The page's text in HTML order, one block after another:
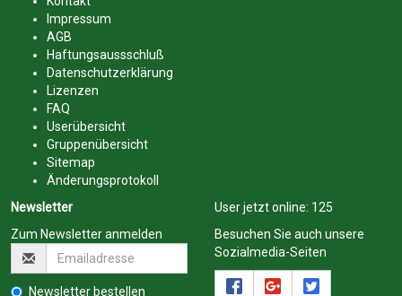
Impressum
AGB
Haftungsaussschluß
Datenschutzerklärung
Lizenzen
FAQ
Userübersicht
Gruppenübersicht
Sitemap
Änderungsprotokoll
Newsletter
Zum Newsletter anmelden
Newsletter bestellen
User jetzt online: 125
Besuchen Sie auch unsere
Sozialmedia-Seiten